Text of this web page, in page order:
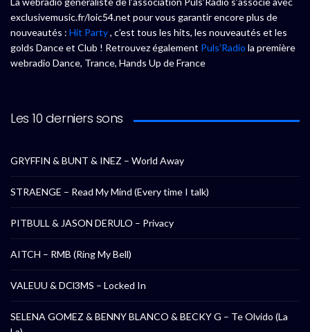
exclusivemusic.fr/loic54.net pour vous garantir encore plus de
nouveautés : Hit Party, c’est tous les hits, les nouveautés et les
golds Dance et Club ! Retrouvez également Puls’Radio la première
webradio Dance, Trance, Hands Up de France
Les 10 derniers sons
GRYFFIN & BUNT & INEZ – World Away
STRAENGE – Read My Mind (Every time I talk)
PITBULL & JASON DERULO – Privacy
AITCH – RMB (Ring My Bell)
VALEUU & DCl3MS – Locked In
SELENA GOMEZ & BENNY BLANCO & BECKY G – Te Olvido (La